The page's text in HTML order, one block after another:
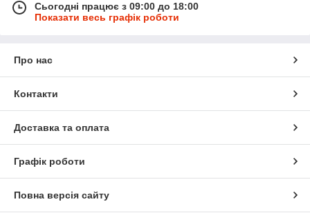
Сьогодні працює з 09:00 до 18:00
Показати весь графік роботи
Про нас
Контакти
Доставка та оплата
Графік роботи
Повна версія сайту